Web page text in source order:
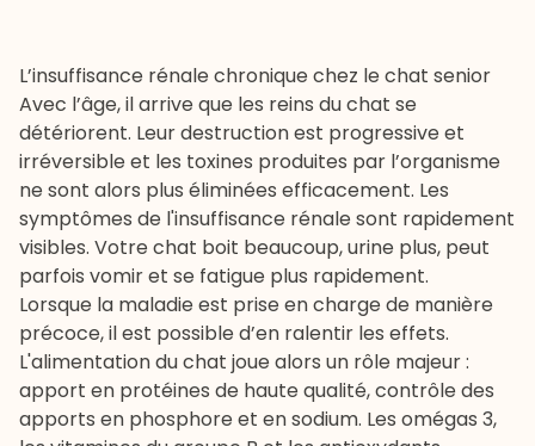
L’insuffisance rénale chronique chez le chat senior
Avec l’âge, il arrive que les reins du chat se
détériorent. Leur destruction est progressive et
irréversible et les toxines produites par l’organisme
ne sont alors plus éliminées efficacement. Les
symptômes de l'insuffisance rénale sont rapidement
visibles. Votre chat boit beaucoup, urine plus, peut
parfois vomir et se fatigue plus rapidement.
Lorsque la maladie est prise en charge de manière
précoce, il est possible d’en ralentir les effets.
L'alimentation du chat joue alors un rôle majeur :
apport en protéines de haute qualité, contrôle des
apports en phosphore et en sodium. Les omégas 3,